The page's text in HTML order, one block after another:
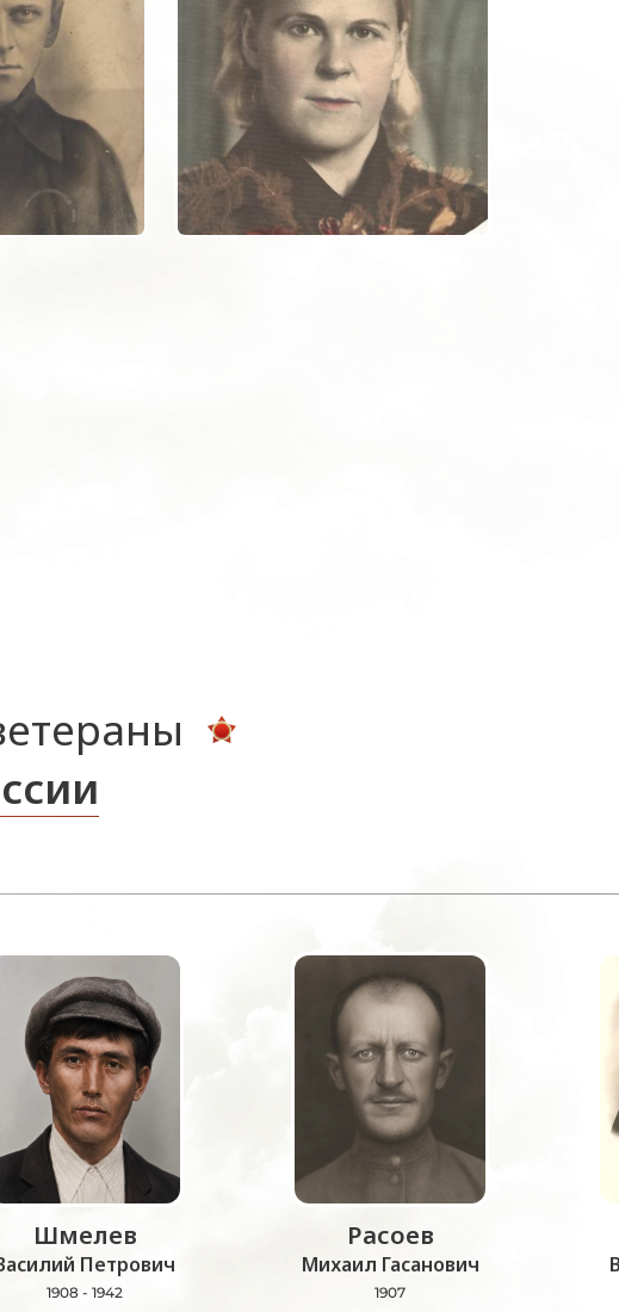
Шмелев
Петрович
1908 - 1942
Расоев
Михаил Гасанович
1907